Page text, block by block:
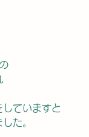
ていますと
た。